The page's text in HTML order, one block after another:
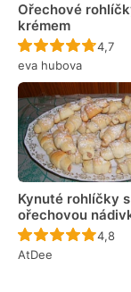
Ořechové
krémem
4,7
eva hubova
Kynuté rohlíčky s
ořechovou
4,8
AtDee